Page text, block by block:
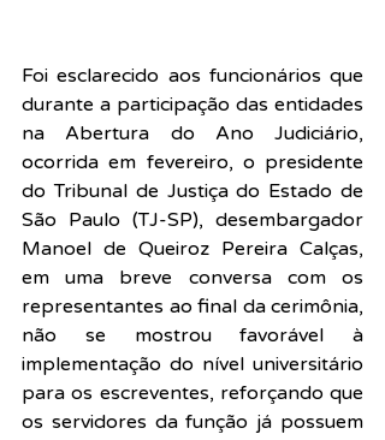
Foi esclarecido aos funcionários que
durante a participação das entidades
na Abertura do Ano Judiciário,
ocorrida em fevereiro, o presidente
do Tribunal de Justiça do Estado de
São Paulo (TJ-SP), desembargador
Manoel de Queiroz Pereira Calças,
em uma breve conversa com os
representantes ao final da cerimônia,
não se mostrou favorável à
implementação do nível universitário
para os escreventes, reforçando que
os servidores da função já possuem